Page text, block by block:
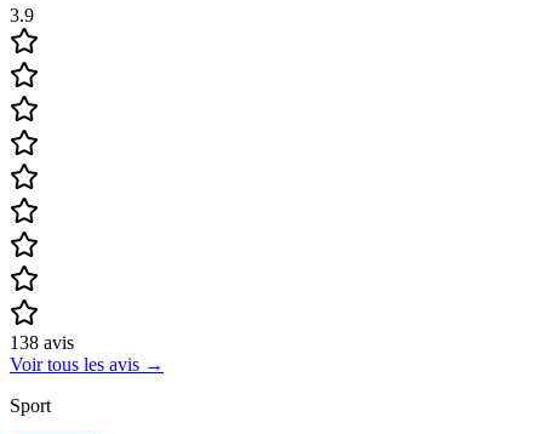
3.9
138 avis
Voir tous les avis →
Sport